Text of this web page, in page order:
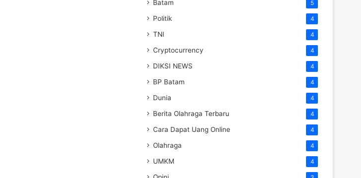
Batam 5
Politik 4
TNI 4
Cryptocurrency 4
DIKSI NEWS 4
BP Batam 4
Dunia 4
Berita Olahraga Terbaru 4
Cara Dapat Uang Online 4
Olahraga 4
UMKM 4